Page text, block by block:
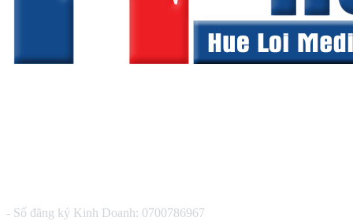
- Số đăng ký Kinh Doanh: 0700786967